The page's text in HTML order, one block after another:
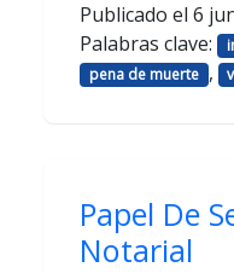
Publicado el 6
Palabras clave:
pena de muerte ,
Papel De
Notarial